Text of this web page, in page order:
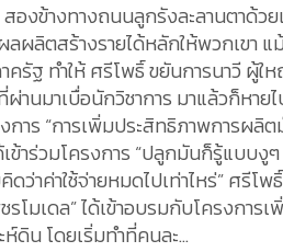
งข้างทางถนนลูกรังละลานตาด้ว
ลผลิตสร้างรายได้หลักให้พวกเขา
ฐ ทำให้ ศรีโพธิ์ ขยันการนาวี ผู้ใ
นมาเบื่อนักวิชาการ มาแล้วก็หาย
ร “การเพิ่มประสิทธิภาพการผลิ
ข้าร่วมโครงการ “ปลูกมันก็รู้แบบ
าค่าใช้จ่ายหมดไปเท่าไหร่” ศรีโ
มเดล” ได้เข้าอบรมกับโครงกา
ดิน โดยเริ่มทำที่คนละ...